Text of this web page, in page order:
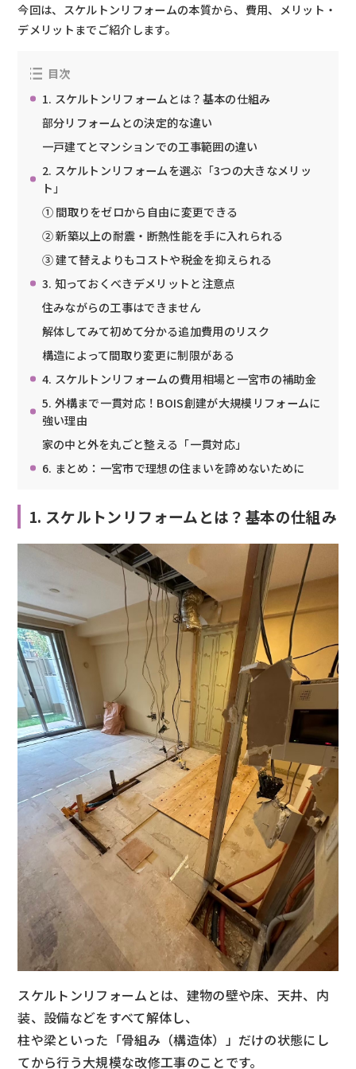
今回は、スケルトンリフォームの本質から、費用、メリット・
デメリットまでご紹介します。
目次
1. スケルトンリフォームとは？基本の仕組み
部分リフォームとの決定的な違い
一戸建てとマンションでの工事範囲の違い
2. スケルトンリフォームを選ぶ「3つの大きなメリッ
ト」
① 間取りをゼロから自由に変更できる
② 新築以上の耐震・断熱性能を手に入れられる
③ 建て替えよりもコストや税金を抑えられる
3. 知っておくべきデメリットと注意点
住みながらの工事はできません
解体してみて初めて分かる追加費用のリスク
構造によって間取り変更に制限がある
4. スケルトンリフォームの費用相場と一宮市の補助金
5. 外構まで一貫対応！BOIS創建が大規模リフォームに
強い理由
家の中と外を丸ごと整える「一貫対応」
6. まとめ：一宮市で理想の住まいを諦めないために
1. スケルトンリフォームとは？基本の仕組み
スケルトンリフォームとは、建物の壁や床、天井、内
装、設備などをすべて解体し、
柱や梁といった「骨組み（構造体）」だけの状態にし
てから行う大規模な改修工事のことです。